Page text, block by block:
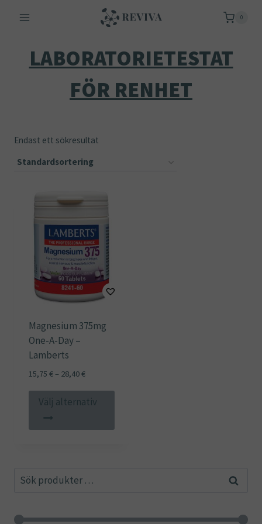
0
LABORATORIETESTAT
FÖR RENHET
Endast ett sökresultat
Magnesium 375mg
One-A-Day –
Lamberts
15,75 €– 28,40€Prisintervall:
till
Välj alternativ
produkten
Sök
Sök